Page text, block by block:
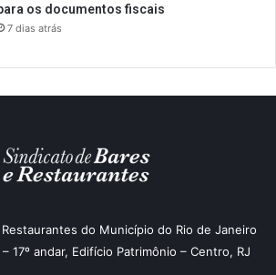
os documentos fiscais
7 dias atrás
do Município do Rio de Janeiro
17º andar, Edifício Patrimônio – Centro, RJ